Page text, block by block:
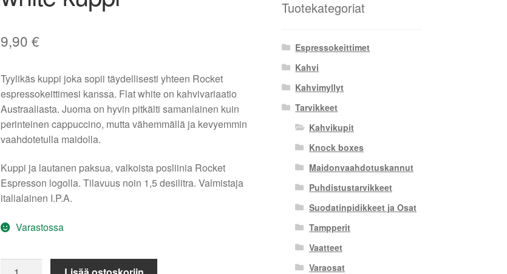
9,90€
Tyylikäs kuppi joka sopii täydellisesti yhteen Rocket
espressokeittimesi kanssa. Flat white on kahvivariaatio
Austraaliasta. Juoma on hyvin pitkälti samanlainen kuin
perinteinen cappuccino, mutta vähemmällä ja kevyemmin
vaahdotetulla maidolla.
Kuppi ja lautanen paksua, valkoista posliinia Rocket
Espresson logolla. Tilavuus noin 1,5 desilitra. Valmistaja
italialainen I.P.A.
Varastossa
Tuotekategoriat
Espressokeittimet
Kahvi
Kahvimyllyt
Tarvikkeet
Kahvikupit
Knock boxes
Maidonvaahdotuskannut
Puhdistustarvikkeet
Suodatinpidikkeet ja Osat
Tampperit
Vaatteet
Varaosat